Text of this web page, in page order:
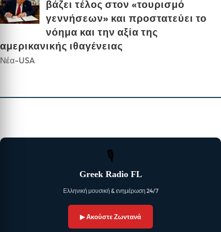
βάζει τέλος στον «τουρισμό
γεννήσεων» και προστατεύει το
νόημα και την αξία της
αμερικανικής ιθαγένειας
Νέα-USA
🎙
Greek Radio FL
Ελληνική μουσική & ενημέρωση 24/7
▶ Ακούστε Ζωντανά